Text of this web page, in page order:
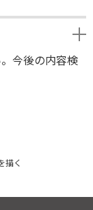
今後の内容検
描く